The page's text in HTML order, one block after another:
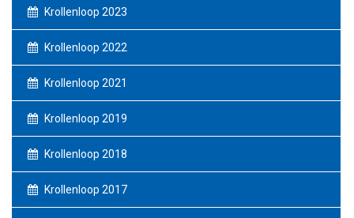
Krollenloop 2023
Krollenloop 2022
Krollenloop 2021
Krollenloop 2019
Krollenloop 2018
Krollenloop 2017